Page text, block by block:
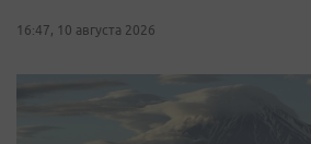
16:47, 10 августа 2026